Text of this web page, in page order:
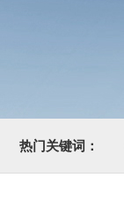
热门关键词：